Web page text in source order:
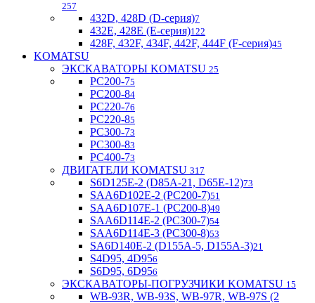
257
432D, 428D (D-серия)7
432E, 428E (E-серия)122
428F, 432F, 434F, 442F, 444F (F-серия)45
KOMATSU
ЭКСКАВАТОРЫ KOMATSU 25
PC200-75
PC200-84
PC220-76
PC220-85
PC300-73
PC300-83
PC400-73
ДВИГАТЕЛИ KOMATSU 317
S6D125E-2 (D85A-21, D65E-12)73
SAA6D102E-2 (PC200-7)51
SAA6D107E-1 (PC200-8)49
SAA6D114E-2 (PC300-7)54
SAA6D114E-3 (PC300-8)53
SA6D140E-2 (D155A-5, D155A-3)21
S4D95, 4D956
S6D95, 6D956
ЭКСКАВАТОРЫ-ПОГРУЗЧИКИ KOMATSU 15
WB-93R, WB-93S, WB-97R, WB-97S (2